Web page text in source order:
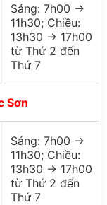
Sáng: 7h00 ->
11h30; Chiều:
13h30 -> 17h00
từ Thứ 2 đến
Thứ 7
Sơn
Sáng: 7h00 ->
11h30; Chiều:
13h30 -> 17h00
từ Thứ 2 đến
Thứ 7